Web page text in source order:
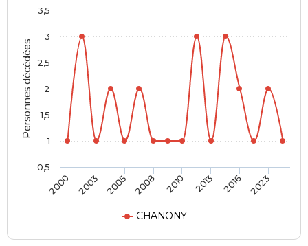
Personnes décédées
CHANONY
2000 2003 2005 2008 2010 2013 2016 2023
0,5
1
1,5
2
2,5
3
3,5